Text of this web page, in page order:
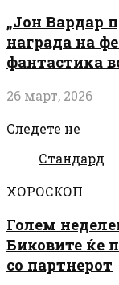
„Јон Вардар
награда на
фантастика
26 март, 2026
Следете не
Стандард
ХОРОСКОП
Голем
Биковите ќе
со партнерот